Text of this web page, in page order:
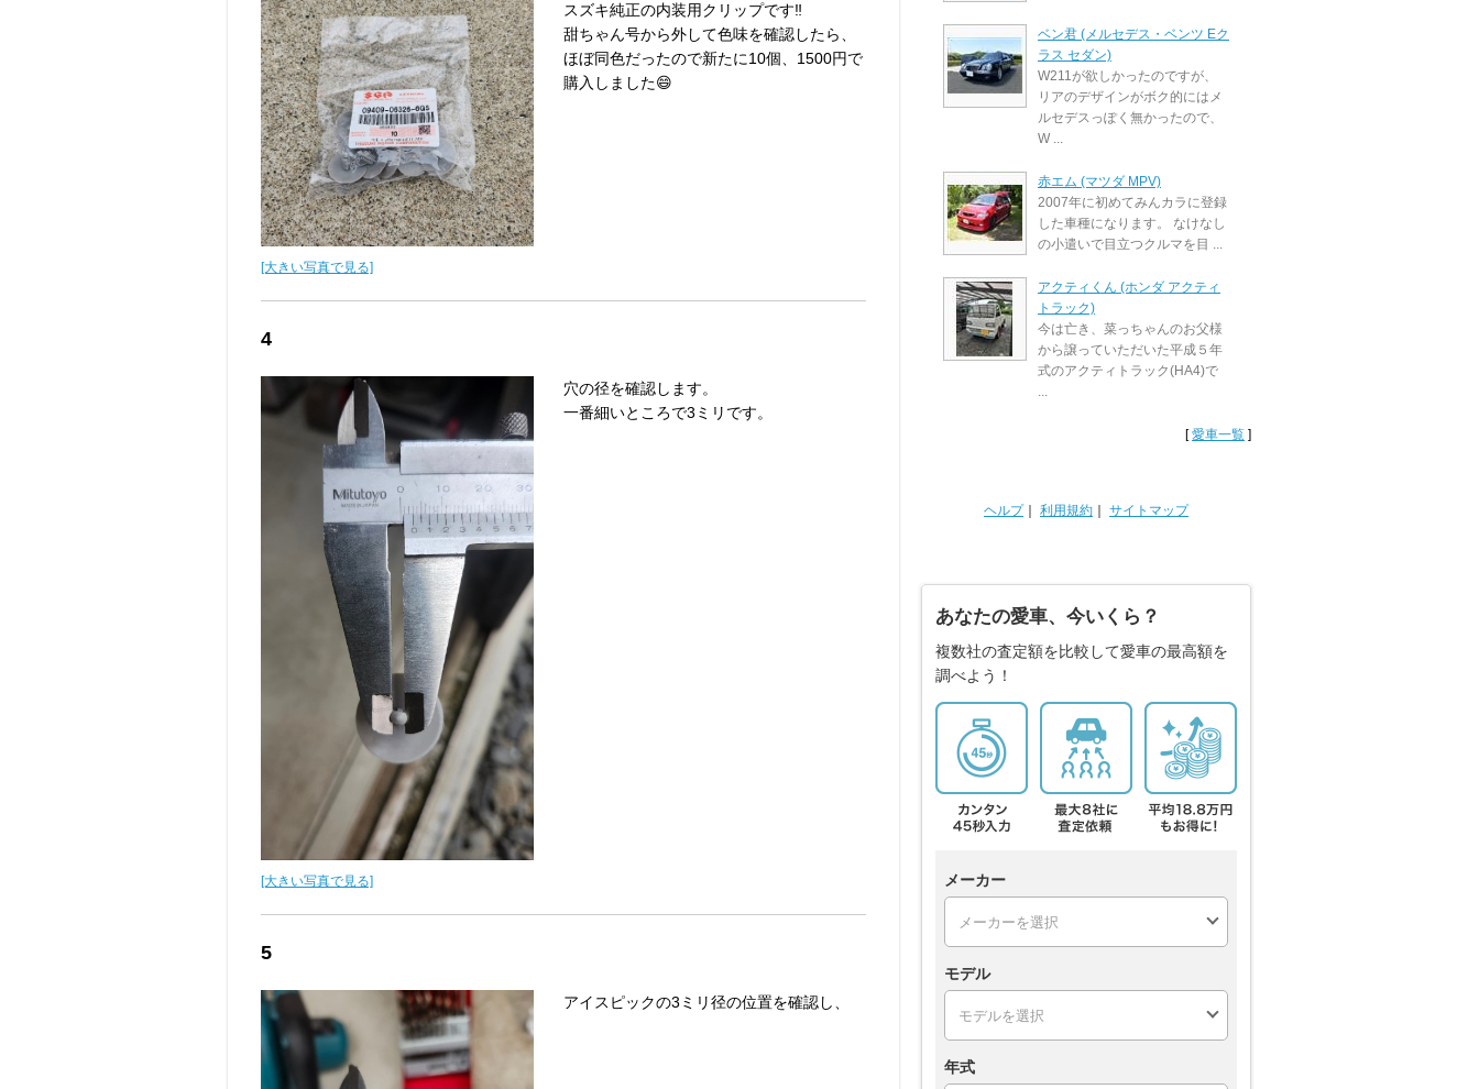
[大きい写真で見る]
スズキ純正の内装用クリップです‼️
甜ちゃん号から外して色味を確認したら、
ほぼ同色だったので新たに10個、1500円で
購入しました😄
4
[大きい写真で見る]
穴の径を確認します。
一番細いところで3ミリです。
5
アイスピックの3ミリ径の位置を確認し、
ベン君 (メルセデス・ベンツ Eク
ラス セダン)
W211が欲しかったのですが、
リアのデザインがボク的にはメ
ルセデスっぽく無かったので、
W ...
赤エム (マツダ MPV)
2007年に初めてみんカラに登録
した車種になります。 なけなし
の小遣いで目立つクルマを目 ...
アクティくん (ホンダ アクティ
トラック)
今は亡き、菜っちゃんのお父様
から譲っていただいた平成５年
式のアクティトラック(HA4)で
...
[愛車一覧 ]
ヘルプ｜ 利用規約 サイトマップ
あなたの愛車、今いくら？
複数社の査定額を比較して愛車の最高額を
調べよう！
メーカー
モデル
年式